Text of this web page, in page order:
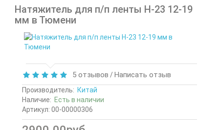
Натяжитель для п/п ленты H-23 12-19
мм в Тюмени
5 отзывов /Написать отзыв
Производитель: Китай
Наличие: Есть в наличии
Артикул: 00-00000306